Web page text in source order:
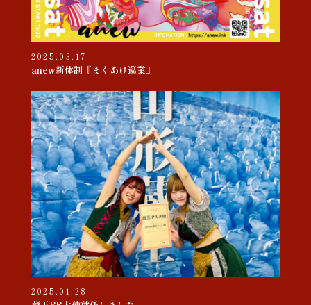
2025.03.17
anew新体制『まくあけ巡業』
2025.01.28